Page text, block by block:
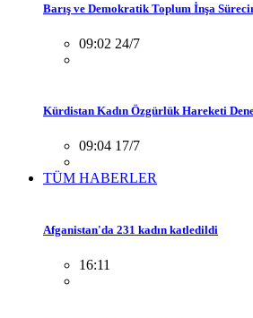
Barış ve Demokratik Toplum İnşa
09:02 24/7
Kürdistan Kadın Özgürlük Hareketi
09:04 17/7
TÜM HABERLER
Afganistan'da 231 kadın katledildi
16:11